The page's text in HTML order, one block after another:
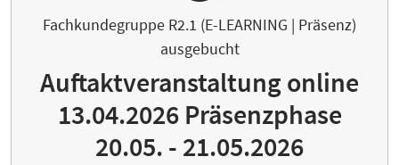
Fachkundegruppe R2.1 (E-LEARNING | Präsenz)
ausgebucht
Auftaktveranstaltung online
13.04.2026 Präsenzphase
20.05. - 21.05.2026